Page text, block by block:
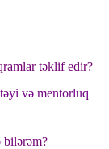
təklif edir?
və mentorluq
bilərəm?